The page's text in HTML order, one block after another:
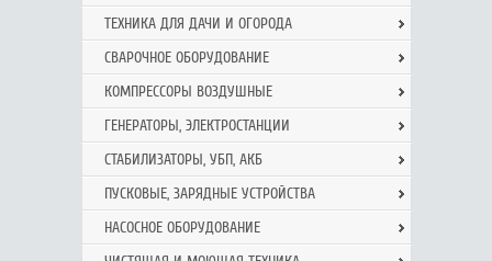
ТЕХНИКА ДЛЯ ДАЧИ И ОГОРОДА
СВАРОЧНОЕ ОБОРУДОВАНИЕ
КОМПРЕССОРЫ ВОЗДУШНЫЕ
ГЕНЕРАТОРЫ, ЭЛЕКТРОСТАНЦИИ
СТАБИЛИЗАТОРЫ, УБП, АКБ
ПУСКОВЫЕ, ЗАРЯДНЫЕ УСТРОЙСТВА
НАСОСНОЕ ОБОРУДОВАНИЕ